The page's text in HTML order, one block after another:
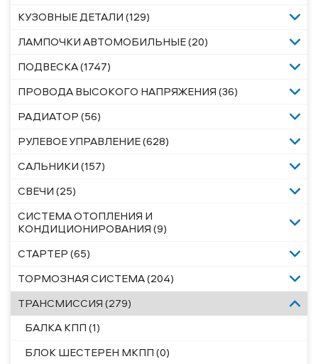
КУЗОВНЫЕ ДЕТАЛИ (129)
ЛАМПОЧКИ АВТОМОБИЛЬНЫЕ (20)
ПОДВЕСКА (1747)
ПРОВОДА ВЫСОКОГО НАПРЯЖЕНИЯ (36)
РАДИАТОР (56)
РУЛЕВОЕ УПРАВЛЕНИЕ (628)
САЛЬНИКИ (157)
СВЕЧИ (25)
СИСТЕМА ОТОПЛЕНИЯ И
КОНДИЦИОНИРОВАНИЯ (9)
СТАРТЕР (65)
ТОРМОЗНАЯ СИСТЕМА (204)
ТРАНСМИССИЯ (279)
БАЛКА КПП (1)
БЛОК ШЕСТЕРЕН МКПП (0)